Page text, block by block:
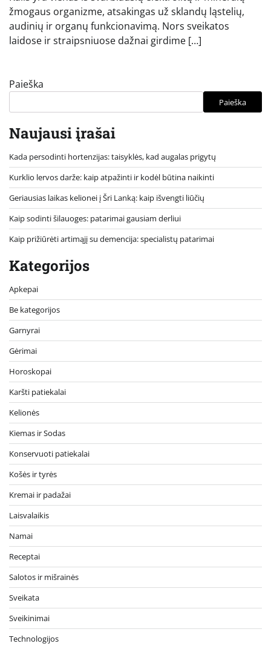
žmogaus organizme, atsakingas už sklandų ląstelių,
audinių ir organų funkcionavimą. Nors sveikatos
laidose ir straipsniuose dažnai girdime […]
Paieška
Paieška
Naujausi įrašai
Kada persodinti hortenzijas: taisyklės, kad augalas prigytų
Kurklio lervos darže: kaip atpažinti ir kodėl būtina naikinti
Geriausias laikas kelionei į Šri Lanką: kaip išvengti liūčių
Kaip sodinti šilauoges: patarimai gausiam derliui
Kaip prižiūrėti artimąjį su demencija: specialistų patarimai
Kategorijos
Apkepai
Be kategorijos
Garnyrai
Gėrimai
Horoskopai
Karšti patiekalai
Kelionės
Kiemas ir Sodas
Konservuoti patiekalai
Košės ir tyrės
Kremai ir padažai
Laisvalaikis
Namai
Receptai
Salotos ir mišrainės
Sveikata
Sveikinimai
Technologijos